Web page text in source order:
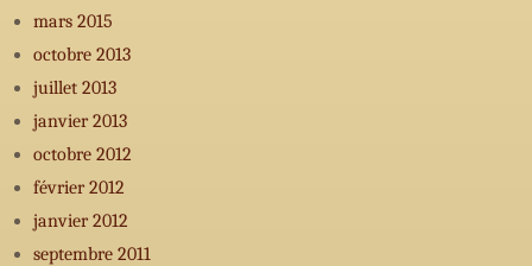
mars 2015
octobre 2013
juillet 2013
janvier 2013
octobre 2012
février 2012
janvier 2012
septembre 2011